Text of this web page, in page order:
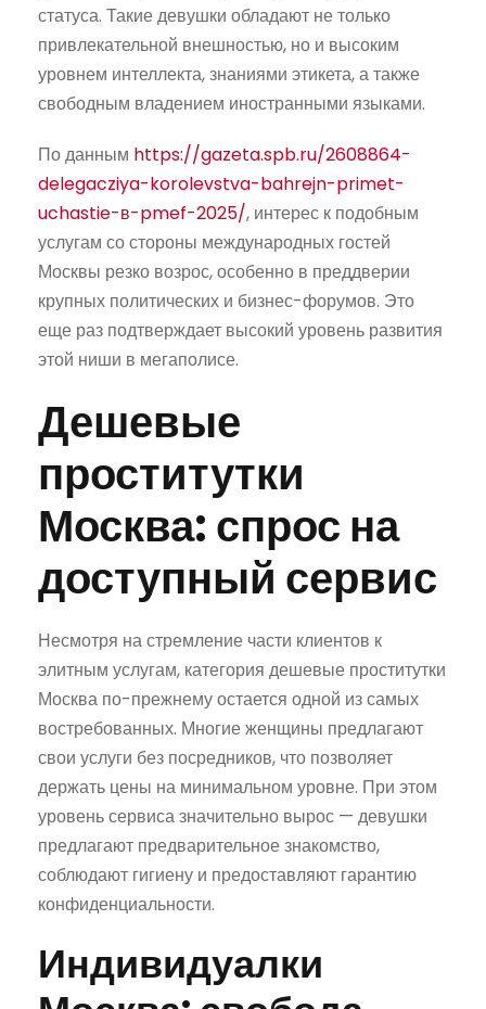
статуса. Такие девушки обладают не только
привлекательной внешностью, но и высоким
уровнем интеллекта, знаниями этикета, а также
свободным владением иностранными языками.
По данным https://gazeta.spb.ru/2608864-
delegacziya-korolevstva-bahrejn-primet-
uchastie-в-pmef-2025/, интерес к подобным
услугам со стороны международных гостей
Москвы резко возрос, особенно в преддверии
крупных политических и бизнес-форумов. Это
еще раз подтверждает высокий уровень развития
этой ниши в мегаполисе.
Дешевые
проститутки
Москва: спрос на
доступный сервис
Несмотря на стремление части клиентов к
элитным услугам, категория дешевые проститутки
Москва по-прежнему остается одной из самых
востребованных. Многие женщины предлагают
свои услуги без посредников, что позволяет
держать цены на минимальном уровне. При этом
уровень сервиса значительно вырос — девушки
предлагают предварительное знакомство,
соблюдают гигиену и предоставляют гарантию
конфиденциальности.
Индивидуалки